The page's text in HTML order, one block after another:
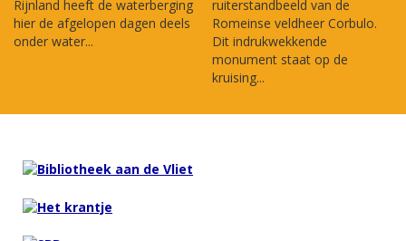
Rijnland heeft de waterberging
hier de afgelopen dagen deels
onder water...
ruiterstandbeeld van de
Romeinse veldheer Corbulo.
Dit indrukwekkende
monument staat op de
kruising...